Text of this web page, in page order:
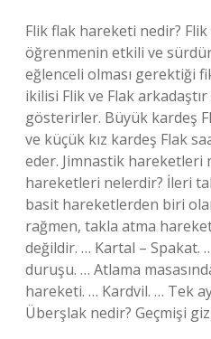
Flik flak hareketi nedir? Flik
öğrenmenin etkili ve
eğlenceli olması gerektiği
ikilisi Flik ve Flak
gösterirler. Büyük kardeş
ve küçük kız kardeş Flak
eder. Jimnastik hareketleri
hareketleri nelerdir? İleri
basit hareketlerden biri
rağmen, takla atma
değildir. … Kartal – Spakat.
duruşu. … Atlama
hareketi. … Kardvil. … Tek
Überşlak nedir? Geçmişi